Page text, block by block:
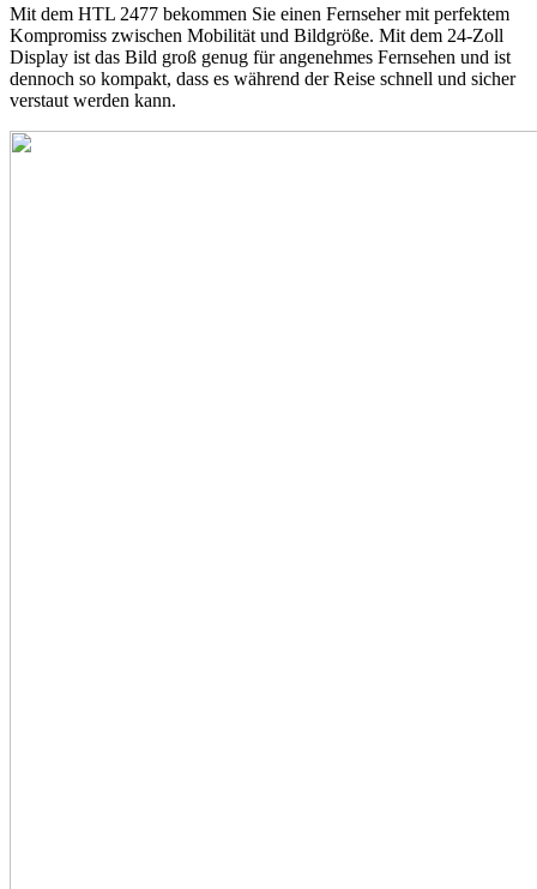
Mit dem HTL 2477 bekommen Sie einen Fernseher mit perfektem
Kompromiss zwischen Mobilität und Bildgröße. Mit dem 24-Zoll
Display ist das Bild groß genug für angenehmes Fernsehen und ist
dennoch so kompakt, dass es während der Reise schnell und sicher
verstaut werden kann.